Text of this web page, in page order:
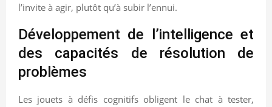
l’invite à agir, plutôt qu’à subir l’ennui.
Développement de l’intelligence et
des capacités de résolution de
problèmes
Les jouets à défis cognitifs obligent le chat à tester,